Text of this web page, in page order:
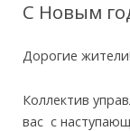
С Новым
Дорогие жители!
Коллектив
вас с